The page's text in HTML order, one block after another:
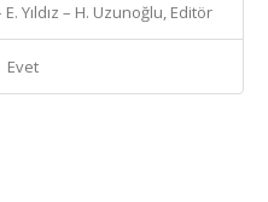
Yıldız – H. Uzunoğlu, Editör
Evet